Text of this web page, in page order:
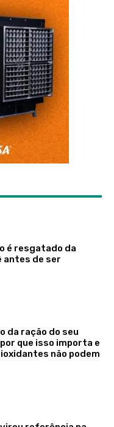
é resgatado da
antes de ser
da ração do seu
que isso importa e
não podem